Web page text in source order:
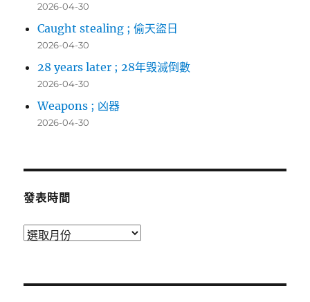
2026-04-30
Caught stealing ; 偷天盜日
2026-04-30
28 years later ; 28年毀滅倒數
2026-04-30
Weapons ; 凶器
2026-04-30
發表時間
發